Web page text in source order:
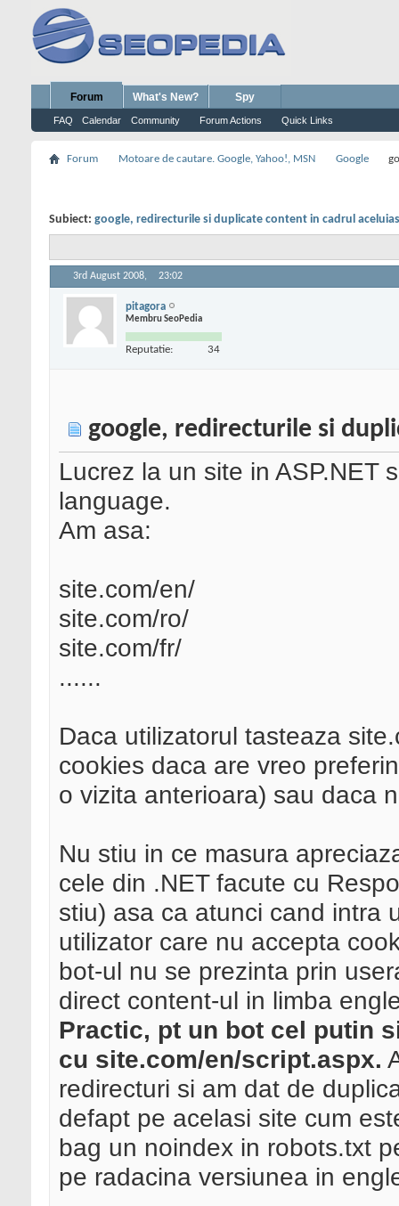
Forum
FAQ Calendar Community Forum Actions Quick Links
What's New? Spy
Forum Motoare de cautare. Google, Yahoo!, MSN Google
Subiect: google, redirecturile si duplicate content in cadrul
3rd August 2008, 23:02
pitagora
Membru SeoPedia
Reputatie: 34
google, redirecturile si
Lucrez la un site in ASP.NET
language.
Am asa:
site.com/en/
site.com/ro/
site.com/fr/
......
Daca utilizatorul tasteaza
cookies daca are vreo
o vizita anterioara) sau daca
Nu stiu in ce masura
cele din .NET facute cu
stiu) asa ca atunci cand intra
utilizator care nu accepta
bot-ul nu se prezinta prin
direct content-ul in limba
Practic, pt un bot cel putin
cu site.com/en/script.aspx.
redirecturi si am dat de
defapt pe acelasi site cum
bag un noindex in robots.txt
pe radacina versiunea in